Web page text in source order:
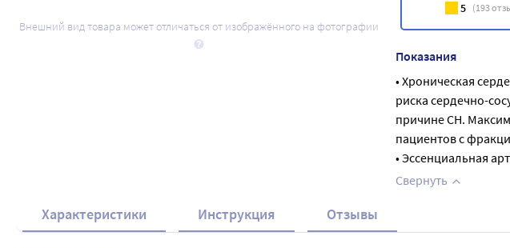
Внешний вид товара может отличаться от изображённого на фотографии
5
(193
Показания
• Хроническая
риска сердечно-
причине СН.
пациентов с
• Эссенциальная
Свернуть
Характеристики Инструкция Отзывы